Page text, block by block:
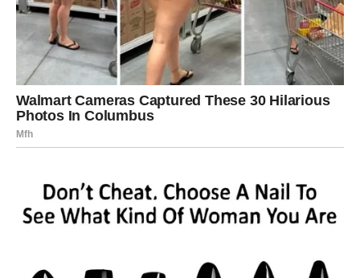
ili odluka koja te oslobađa tereta i donosi ti više kontrole.
Poruka sudbine za Ovna
Ne troši snagu na dokazivanje.
Tvoj uspeh u martu je odgovor svima koji su sumnjali.
DEVICA – MIR KOJI DOLAZI
POSLE DUŽEG HAOSA
Devica je znak koji sve drži pod kontrolom – bar tako